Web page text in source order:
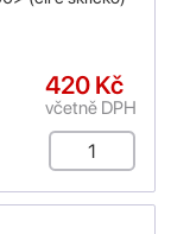
420 Kč
včetně DPH